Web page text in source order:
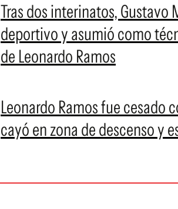
Tras dos interinatos,
deportivo y asumió como
de Leonardo Ramos
Leonardo Ramos fue cesado
cayó en zona de descenso y